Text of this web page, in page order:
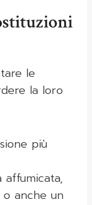
le
la loro
più
affumicata,
o anche un